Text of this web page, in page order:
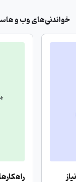
خواندنی‌های وب و